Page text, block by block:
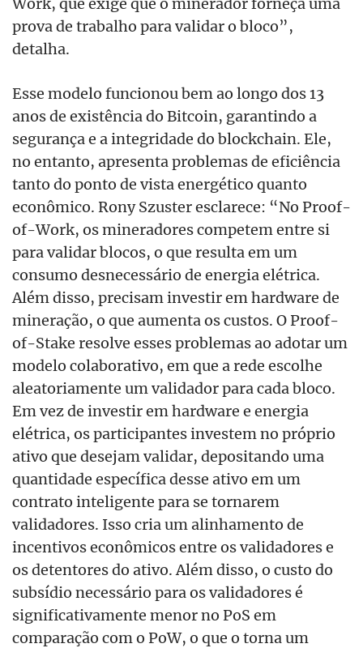
prova de trabalho para validar o bloco”,
detalha.
Esse modelo funcionou bem ao longo dos 13
anos de existência do Bitcoin, garantindo a
segurança e a integridade do blockchain. Ele,
no entanto, apresenta problemas de eficiência
tanto do ponto de vista energético quanto
econômico. Rony Szuster esclarece: “No Proof-
of-Work, os mineradores competem entre si
para validar blocos, o que resulta em um
consumo desnecessário de energia elétrica.
Além disso, precisam investir em hardware de
mineração, o que aumenta os custos. O Proof-
of-Stake resolve esses problemas ao adotar um
modelo colaborativo, em que a rede escolhe
aleatoriamente um validador para cada bloco.
Em vez de investir em hardware e energia
elétrica, os participantes investem no próprio
ativo que desejam validar, depositando uma
quantidade específica desse ativo em um
contrato inteligente para se tornarem
validadores. Isso cria um alinhamento de
incentivos econômicos entre os validadores e
os detentores do ativo. Além disso, o custo do
subsídio necessário para os validadores é
significativamente menor no PoS em
comparação com o PoW, o que o torna um